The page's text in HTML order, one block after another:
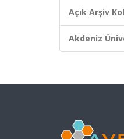
Açık Arşiv
Akdeniz